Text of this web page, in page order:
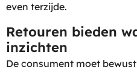
even terzijde.
Retouren bieden
inzichten
De consument moet